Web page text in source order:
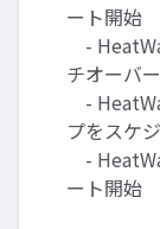
ート開始
-
チオーバ
-
プをスケ
-
ート開始